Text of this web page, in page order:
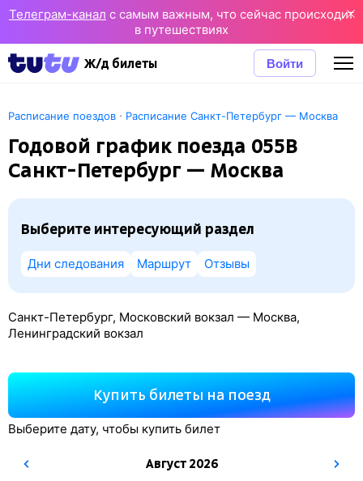
Телеграм-канал с самым важным, что сейчас происходит
в путешествиях
Ж/д билеты Войти
Расписание поездов · Расписание Санкт-Петербург — Москва
Годовой график поезда 055В
Санкт-Петербург — Москва
Выберите интересующий раздел
Дни следования Маршрут Отзывы
Санкт-Петербург, Московский вокзал — Москва,
Ленинградский вокзал
Купить билеты на поезд
Выберите дату, чтобы купить билет
Август2026